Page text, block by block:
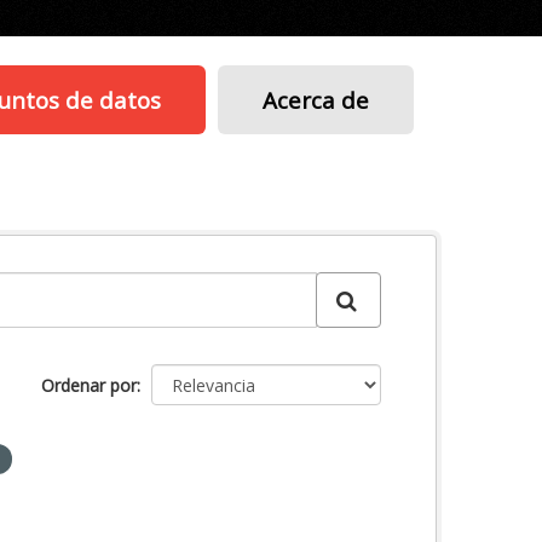
de datos Acerca de
Ordenar por